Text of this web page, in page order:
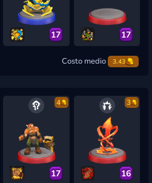
17 17
Costo medio 3.43
4
17
3
16